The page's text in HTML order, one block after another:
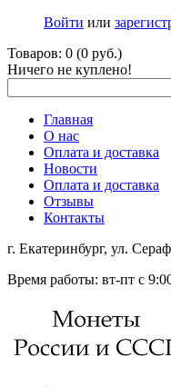
Войти или
Товаров: 0 (0 руб.)
Ничего не куплено!
Главная
О нас
Оплата и доставка
Новости
Оплата и доставка
Отзывы
Контакты
г. Екатеринбург, ул.
Время работы: вт-пт с